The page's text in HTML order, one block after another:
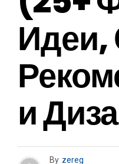
Идеи,
И
By zereg